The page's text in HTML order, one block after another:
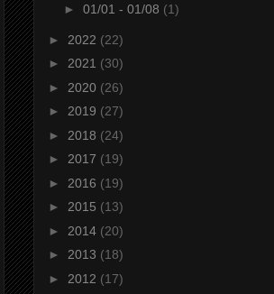
► 01/01 - 01/08 (1)
► 2022 (22)
► 2021 (30)
► 2020 (26)
► 2019 (27)
► 2018 (24)
► 2017 (19)
► 2016 (19)
► 2015 (13)
► 2014 (20)
► 2013 (18)
► 2012 (17)